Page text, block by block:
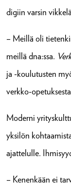
digiin varsin
– Meillä oli
meillä dna:ssa.
ja -koulutusten
verkko-
Moderni
yksilön
ajattelulle.
– Kenenkään ei